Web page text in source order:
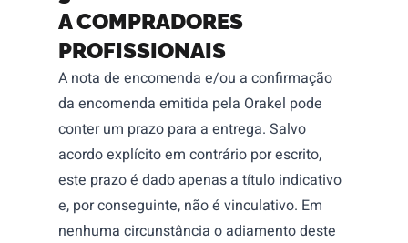
A COMPRADORES
PROFISSIONAIS
A nota de encomenda e/ou a confirmação
da encomenda emitida pela Orakel pode
conter um prazo para a entrega. Salvo
acordo explícito em contrário por escrito,
este prazo é dado apenas a título indicativo
e, por conseguinte, não é vinculativo. Em
nenhuma circunstância o adiamento deste